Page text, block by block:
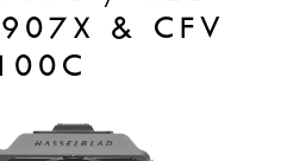
& CFV